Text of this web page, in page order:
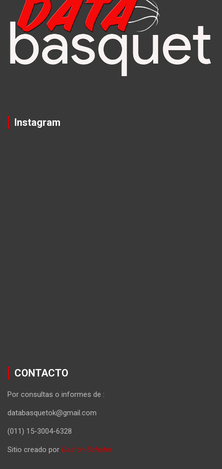
Instagram
CONTACTO
Por consultas o informes de :
databasquetok@gmail.com
(011) 15-3004-6328
Sitio creado por Gastón Schafer